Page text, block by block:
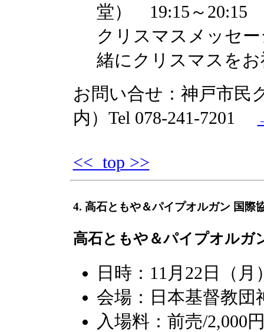
堂） 19:15～20:15
クリスマスメッセ
緒にクリスマスを
お問い合せ：神戸市民
内）Tel 078-241-7201
<< top >>
4. 高石ともや＆パイプオルガン 国際
高石ともや＆パイプオルガ
日時：11月22日（月
会場：日本基督教団
入場料：前売/2,000